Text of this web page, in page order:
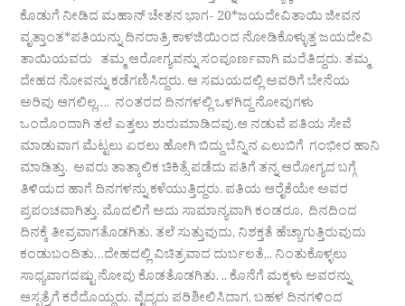
ಕೊಡುಗೆ ನೀಡಿದ ಮಹಾನ್‌ ಚೇತನ ಭಾಗ- 20*ಜಯದೇವಿತಾಯಿ ಜೀವನ
ವೃತ್ತಾಂತ*ಪತಿಯನ್ನು ದಿನರಾತ್ರಿ ಕಾಳಜಿಯಿಂದ ನೋಡಿಕೊಳ್ಳುತ್ತ ಜಯದೇವಿ
ತಾಯಿಯವರು ತಮ್ಮ ಆರೋಗ್ಯವನ್ನು ಸಂಪೂರ್ಣವಾಗಿ ಮರೆತಿದ್ದರು. ತಮ್ಮ
ದೇಹದ ನೋವನ್ನು ಕಡೆಗಣಿಸಿದ್ದರು. ಆ ಸಮಯದಲ್ಲಿ ಅವರಿಗೆ ಬೇನೆಯ
ಅರಿವು ಆಗಲಿಲ್ಲ…. ನಂತರದ ದಿನಗಳಲ್ಲಿ ಒಳಗಿದ್ದ ನೋವುಗಳು
ಒಂದೊಂದಾಗಿ ತಲೆ ಎತ್ತಲು ಶುರುಮಾಡಿದವು.ಆ ನಡುವೆ ಪತಿಯ ಸೇವೆ
ಮಾಡುವಾಗ ಮೆಟ್ಟಲು ಏರಲು ಹೋಗಿ ಬಿದ್ದು ಬೆನ್ನಿನ ಎಲುಬಿಗೆ ಗಂಭೀರ ಹಾನಿ
ಮಾಡಿತ್ತು. ಅವರು ತಾತ್ಕಾಲಿಕ ಚಿಕಿತ್ಸೆ ಪಡೆದು ಪತಿಗೆ ತನ್ನ ಆರೋಗ್ಯದ ಬಗ್ಗೆ
ತಿಳಿಯದ ಹಾಗೆ ದಿನಗಳನ್ನು ಕಳೆಯುತ್ತಿದ್ದರು. ಪತಿಯ ಆರೈಕೆಯೇ ಅವರ
ಪ್ರಪಂಚವಾಗಿತ್ತು. ಮೊದಲಿಗೆ ಅದು ಸಾಮಾನ್ಯವಾಗಿ ಕಂಡರೂ, ದಿನದಿಂದ
ದಿನಕ್ಕೆ ತೀವ್ರವಾಗತೊಡಗಿತು. ತಲೆ ಸುತ್ತುವುದು, ನಿಶಕ್ತತೆ ಹೆಚ್ಚಾಗುತ್ತಿರುವುದು
ಕಂಡುಬಂದಿತು…ದೇಹದಲ್ಲಿ ವಿಚಿತ್ರವಾದ ದುರ್ಬಲತೆ,.. ನಿಂತುಕೊಳ್ಳಲು
ಸಾಧ್ಯವಾಗದಷ್ಟು ನೋವು ಕೊಡತೊಡಗಿತು. .. ಕೊನೆಗೆ ಮಕ್ಕಳು ಅವರನ್ನು
ಆಸ್ಪತ್ರೆಗೆ ಕರೆದೊಯ್ದರು. ವೈದ್ಯರು ಪರಿಶೀಲಿಸಿದಾಗ, ಬಹಳ ದಿನಗಳಿಂದ